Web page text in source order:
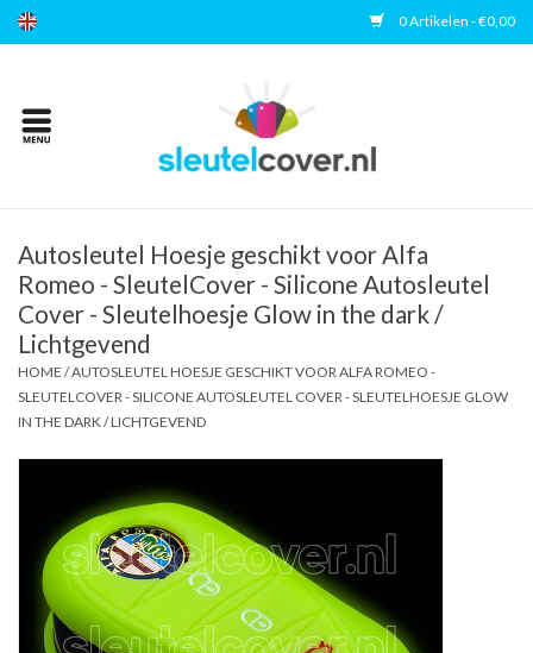
0 Artikelen - €0,00
Home
Accessoires
Veelgestelde vragen
Contact
Autosleutel Hoesje geschikt voor Alfa
Romeo - SleutelCover - Silicone Autosleutel
Cover - Sleutelhoesje Glow in the dark /
Lichtgevend
HOME /AUTOSLEUTEL HOESJE GESCHIKT VOOR ALFA ROMEO -
SLEUTELCOVER - SILICONE AUTOSLEUTEL COVER - SLEUTELHOESJE GLOW
IN THE DARK / LICHTGEVEND